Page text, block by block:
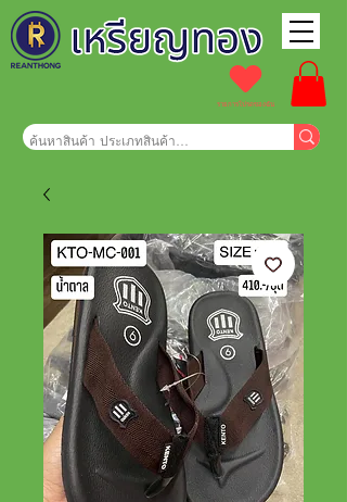
รายการโปรดของฉัน